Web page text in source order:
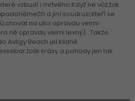
vzbudí i mrtvého.Když ne vůz,tak
a jiní soudruzi,kteří se
chovat na ulici opravdu velmi
ně opravdu velmi levný)...Takže
Avligy Beach jel klidně
krásy a pohody jen tak